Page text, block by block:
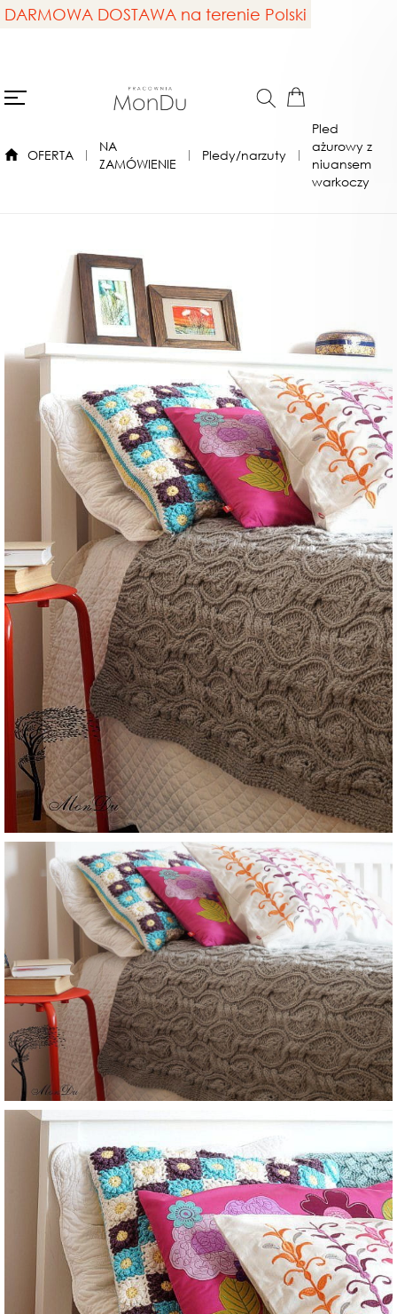
DARMOWA DOSTAWA na terenie Polski
OFERTA
NA
ZAMÓWIENIE
Pledy/narzuty
Pled
ażurowy z
niuansem
warkoczy